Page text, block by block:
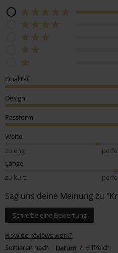
Qualität
Design
Passform
Weite
zu eng
Länge
zu kurz
Sag uns deine Meinung zu
Schreibe eine Bewertung
How do reviews work?
Sortieren nach
Datum Hilfreich